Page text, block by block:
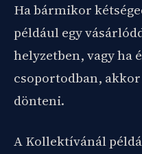
Ha bármikor
például egy
helyzetben, vagy ha
csoportodban,
dönteni.
A Kollektívánál